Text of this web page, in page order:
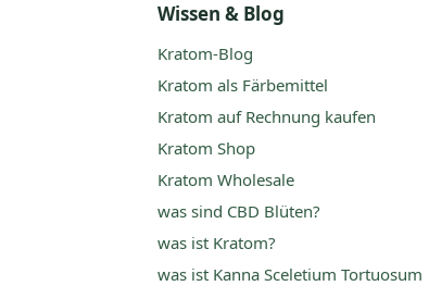
Wissen & Blog
Kratom-Blog
Kratom als Färbemittel
Kratom auf Rechnung kaufen
Kratom Shop
Kratom Wholesale
was sind CBD Blüten?
was ist Kratom?
was ist Kanna Sceletium Tortuosum